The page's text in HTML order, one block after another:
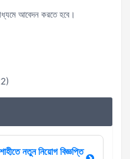
আবেদন করতে হবে।
নতুন নিয়োগ বিজ্ঞপ্তি